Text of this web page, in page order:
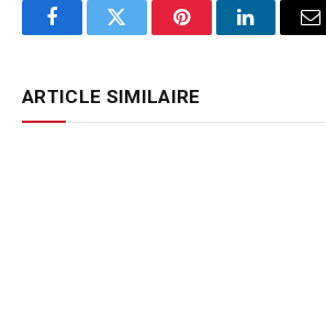
FacebookTwitter PinterestLinkedIn
ARTICLE SIMILAIRE